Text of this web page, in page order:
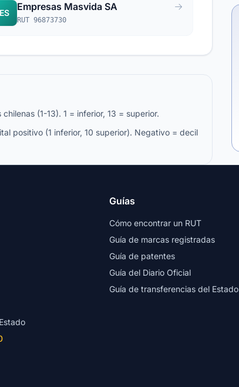
ES
Empresas Masvida SA
RUT 96873730
(1-13). 1 = inferior, 13 = superior.
positivo (1 inferior, 10 superior). Negativo = decil
Guías
Cómo encontrar un RUT
Guía de marcas registradas
Guía de patentes
Guía del Diario Oficial
Guía de transferencias del Estado